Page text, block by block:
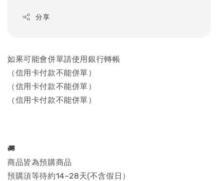
分享
如果可能會併單請使用銀行轉帳
（信用卡付款不能併單）
（信用卡付款不能併單）
（信用卡付款不能併單）
🚚
商品皆為預購商品
預購須等待約14~28天(不含假日）